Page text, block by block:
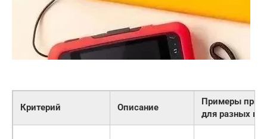
Критерий Описание
Примеры
для разных